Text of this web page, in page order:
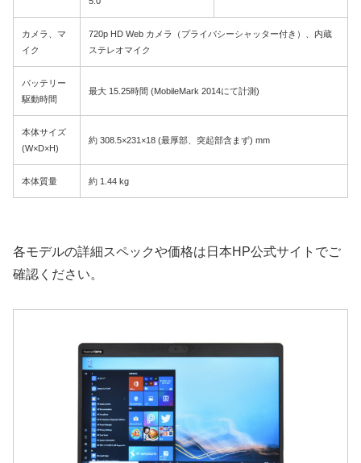
カメラ、マ
イク
720p HD Web カメラ（プライバシーシャッター付き）、内蔵
ステレオマイク
バッテリー
駆動時間
最大 15.25時間 (MobileMark 2014にて計測)
本体サイズ
(W×D×H)
約 308.5×231×18 (最厚部、突起部含まず) mm
本体質量 約 1.44 kg
各モデルの詳細スペックや価格は日本HP公式サイトでご
確認ください。